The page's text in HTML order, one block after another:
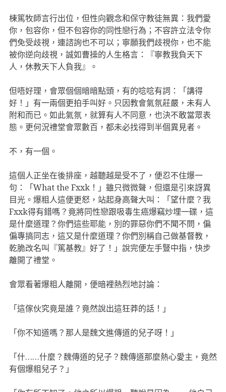
棟篤牧師言行出位，但性向觀念和保守教徒無異：我們愛
你，包容你，但不包容你的同性戀行為；不容許立法令你
們免受歧視，連諮詢也不可以；寧願我們歧視你，也不能
被你逆向歧視，誠如曹操的人生格言：『寧教我負天下
人，休教天下人負我』。
但唔好理，會眾個個暗暗點頭，有的唸唸有詞：「講得
好！」有一兩個更拍手叫好。只因教會氣氛莊嚴，未有人
附和而已。如此氣氛，就算有人不同意，也決不敢當眾表
態。更何況禮堂會眾數百，都未必找得到半個異見者。
不，有一個。
這個人正坐在後排座，越聽越是受不了，便忍不住爆一
句：「What the Fxxk！」雖只微微聲，但還是引來訝異
目光。爆粗人這便更怒，站起身高聲大叫：「望什麼？我
Fxxk得有錯嗎？竟將同性戀跟吸毒生癌爆竊炒埋一碟，這
是什麼道理？你們這些耶能，別的罪惡你們不聞不問，偏
偏專搞同志，這又是什麼道理？你們別稱自己做基督教，
乾脆改名叫『篤基教』好了！」說完便左手豎中指，快步
離開了禮堂。
會眾看著爆粗人離開，便暗裡熱烈地討論：
「這傢伙究竟是誰？竟然說出這狂莽的話！」
「你不知道嗎？那人是魏文進傳道的兒子呀！」
「什……什麼？魏傳道的兒子？魏傳道那麼熱心愛主，竟然
有個爆粗兒子？」